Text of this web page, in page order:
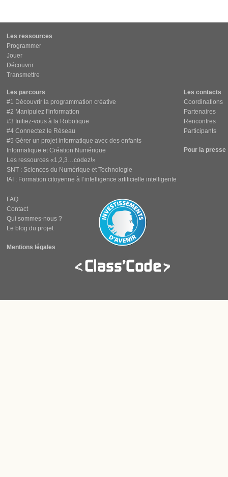
Les ressources
Programmer
Jouer
Découvrir
Transmettre
Les parcours
#1 Découvrir la programmation créative
#2 Manipulez l'information
#3 Initiez-vous à la Robotique
#4 Connectez le Réseau
#5 Gérer un projet informatique avec des enfants
Informatique et Création Numérique
Les ressources «1,2,3…codez!»
SNT : Sciences du Numérique et Technologie
IAI : Formation citoyenne à l’intelligence artificielle intelligente
Les contacts
Coordinations
Partenaires
Rencontres
Participants
Pour la presse
FAQ
Contact
Qui sommes-nous ?
Le blog du projet
Mentions légales